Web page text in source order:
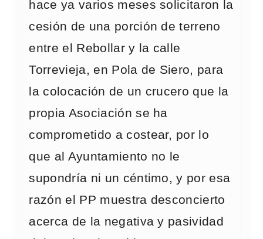
hace ya varios meses solicitaron la
cesión de una porción de terreno
entre el Rebollar y la calle
Torrevieja, en Pola de Siero, para
la colocación de un crucero que la
propia Asociación se ha
comprometido a costear, por lo
que al Ayuntamiento no le
supondría ni un céntimo, y por esa
razón el PP muestra desconcierto
acerca de la negativa y pasividad